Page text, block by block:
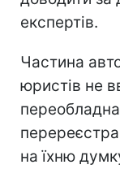
експертів.
Частина
юристів не
на їхню